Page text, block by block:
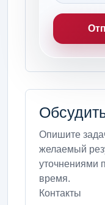
Опишите
желаемый
уточнениями
время.
Контакты